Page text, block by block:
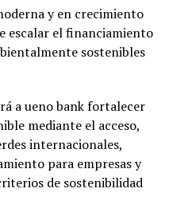
y en crecimiento
escalar el financiamiento
sostenibles
a ueno bank fortalecer
mediante el acceso,
internacionales,
para empresas y
de sostenibilidad